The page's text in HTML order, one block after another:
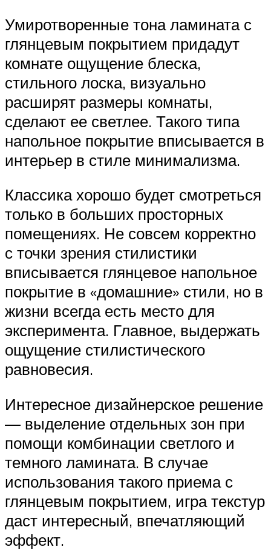
Умиротворенные тона ламината с
глянцевым покрытием придадут
комнате ощущение блеска,
стильного лоска, визуально
расширят размеры комнаты,
сделают ее светлее. Такого типа
напольное покрытие вписывается в
интерьер в стиле минимализма.
Классика хорошо будет смотреться
только в больших просторных
помещениях. Не совсем корректно
с точки зрения стилистики
вписывается глянцевое напольное
покрытие в «домашние» стили, но в
жизни всегда есть место для
эксперимента. Главное, выдержать
ощущение стилистического
равновесия.
Интересное дизайнерское решение
— выделение отдельных зон при
помощи комбинации светлого и
темного ламината. В случае
использования такого приема с
глянцевым покрытием, игра текстур
даст интересный, впечатляющий
эффект.